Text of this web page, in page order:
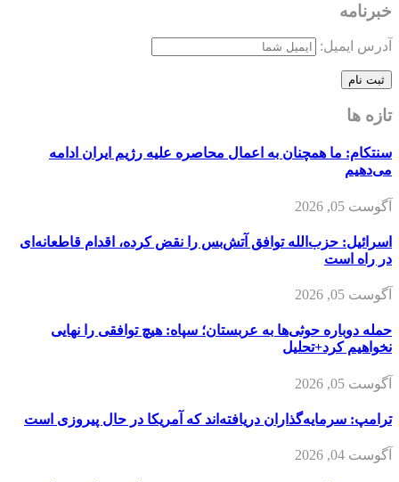
خبرنامه
آدرس ایمیل:
تازه ها
سنتکام: ما همچنان به اعمال محاصره علیه رژیم ایران ادامه
می‌دهیم
آگوست 05, 2026
اسرائیل: حزب‌الله توافق آتش‌بس را نقض کرده، اقدام قاطعانه‌ای
در راه است
آگوست 05, 2026
حمله دوباره حوثی‌ها به عربستان؛ سپاه: هیچ توافقی را نهایی
نخواهیم کرد+تحلیل
آگوست 05, 2026
ترامپ: سرمایه‌گذاران دریافته‌اند که آمریکا در حال پیروزی است
آگوست 04, 2026